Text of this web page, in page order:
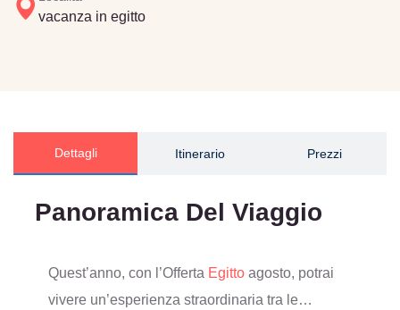
vacanza in egitto
Dettagli Itinerario Prezzi
Panoramica Del Viaggio
Quest’anno, con l’Offerta Egitto agosto, potrai
vivere un’esperienza straordinaria tra le